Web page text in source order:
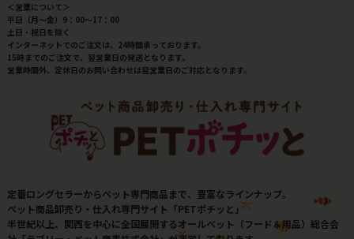
＜営業について＞
平日（月～金）9：00～17：00
土日・祝日を除く
インターネットでのご注文は、24時間承っております。
15時までのご注文で、翌営業日の発送となります。
営業時間外、定休日のお問い合わせは翌営業日のご対応となります。
定番ロングセラーからペット専門商品まで、豊富なラインナップ。
ペット商品卸売り・仕入れ専門サイト「PETポチッと」
半世紀以上、関西を中心に全国展開するオールペット（フード＆用品）総合会